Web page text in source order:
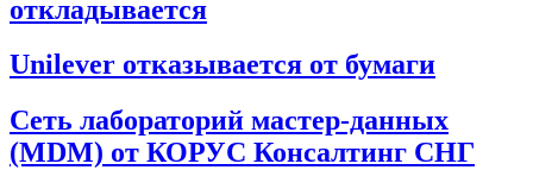
откладывается
Unilever отказывается от бумаги
Сеть лабораторий мастер-данных
(MDM) от КОРУС Консалтинг СНГ